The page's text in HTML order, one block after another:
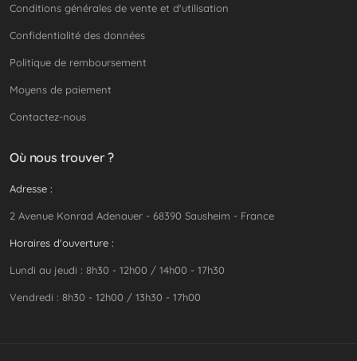
Conditions générales de vente et d'utilisation
Confidentialité des données
Politique de remboursement
Moyens de paiement
Contactez-nous
Où nous trouver ?
Adresse :
2 Avenue Konrad Adenauer - 68390 Sausheim - France
Horaires d'ouverture :
Lundi au jeudi : 8h30 - 12h00 / 14h00 - 17h30
Vendredi : 8h30 - 12h00 / 13h30 - 17h00